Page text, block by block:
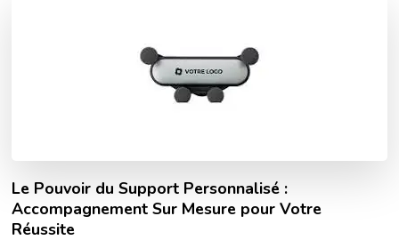
Le Pouvoir du Support Personnalisé :
Accompagnement Sur Mesure pour Votre
Réussite